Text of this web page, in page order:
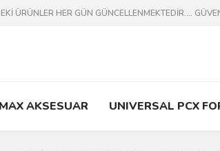
ÜRÜNLER HER GÜN GÜNCELLENMEKTEDİR....
AKSESUAR UNIVERSAL PCX